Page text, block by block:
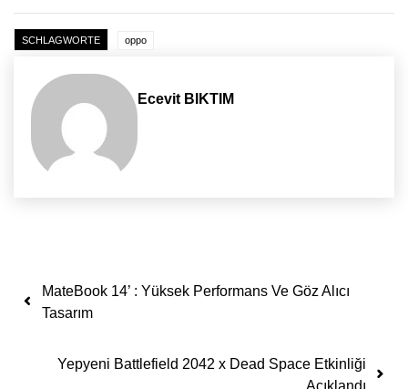
SCHLAGWORTE oppo
Ecevit BIKTIM
Yazı dolaşımı
MateBook 14’ : Yüksek Performans Ve Göz Alıcı
Tasarım
Yepyeni Battlefield 2042 x Dead Space Etkinliği